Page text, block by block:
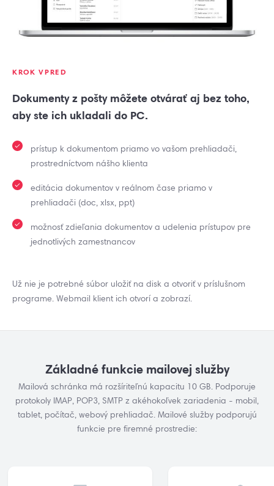
KROK VPRED
Dokumenty z pošty môžete otvárať aj bez toho,
aby ste ich ukladali do PC.
prístup k dokumentom priamo vo vašom prehliadači,
prostredníctvom nášho klienta
editácia dokumentov v reálnom čase priamo v
prehliadači (doc, xlsx, ppt)
možnosť zdieľania dokumentov a udelenia prístupov pre
jednotlivých zamestnancov
Už nie je potrebné súbor uložiť na disk a otvoriť v príslušnom
programe. Webmail klient ich otvorí a zobrazí.
Základné funkcie mailovej služby
Mailová schránka má rozšíriteľnú kapacitu 10 GB. Podporuje
protokoly IMAP, POP3, SMTP z akéhokoľvek zariadenia - mobil,
tablet, počítač, webový prehliadač. Mailové služby podporujú
funkcie pre firemné prostredie: